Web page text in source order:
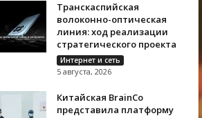
Транскаспийская
волоконно-оптическая
линия: ход реализации
стратегического проекта
Интернет и сеть
5 августа, 2026
Китайская BrainCo
представила платформу